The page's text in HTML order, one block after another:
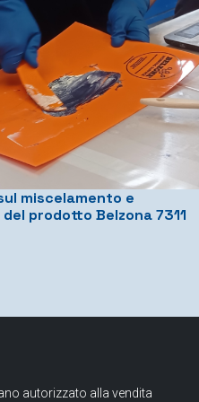
miscelamento e
prodotto Belzona 7311
autorizzato alla vendita